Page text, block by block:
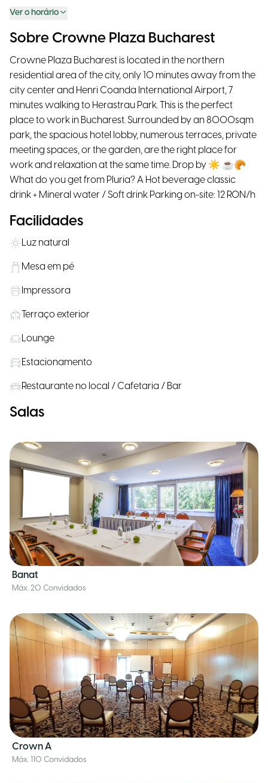
Ver o horário
Sobre Crowne Plaza Bucharest
Crowne Plaza Bucharest is located in the northern
residential area of the city, only 10 minutes away from the
city center and Henri Coanda International Airport, 7
minutes walking to Herastrau Park. This is the perfect
place to work in Bucharest. Surrounded by an 8000sqm
park, the spacious hotel lobby, numerous terraces, private
meeting spaces, or the garden, are the right place for
work and relaxation at the same time. Drop by ☀ ☕🥐
What do you get from Pluria? A Hot beverage classic
drink + Mineral water / Soft drink Parking on-site: 12 RON/h
Facilidades
Luz natural
Mesa em pé
Impressora
Terraço exterior
Lounge
Estacionamento
Restaurante no local / Cafetaria / Bar
Salas
Banat
Máx. 20 Convidados
Crown A
Máx. 110 Convidados